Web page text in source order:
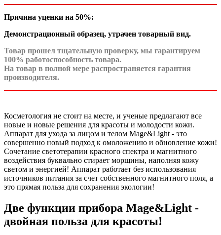
Причина уценки на 50%:
Демонстрационный образец, утрачен товарный вид.
Товар прошел тщательную проверку, мы гарантируем
100% работоспособность товара.
На товар в полной мере распространяется гарантия
производителя.
Косметология не стоит на месте, и ученые предлагают все
новые и новые решения для красоты и молодости кожи.
Аппарат для ухода за лицом и телом Mage&Light - это
совершенно новый подход к омоложению и обновление кожи!
Сочетание светотерапии красного спектра и магнитного
воздействия буквально стирает морщины, наполняя кожу
светом и энергией! Аппарат работает без использования
источников питания за счет собственного магнитного поля, а
это прямая польза для сохранения экологии!
Две функции прибора Mage&Light -
двойная польза для красоты!